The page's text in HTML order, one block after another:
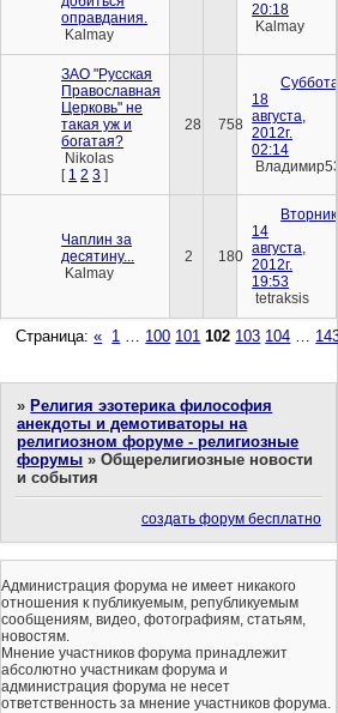
оправдания.
Kalmay
20:18
Kalmay
ЗАО "Русская
Православная
Церковь" не
такая уж и
богатая?
Nikolas
[ 1 2 3 ]
28 758
18
августа,
2012г.
02:14
Чаплин за
десятину...
Kalmay
2 180
14
августа,
2012г.
19:53
tetraksis
Страница:« 1 … 100 101 102 103 104 …
»Религия эзотерика философия
анекдоты и демотиваторы на
религиозном форуме - религиозные
форумы »Общерелигиозные новости
и события
создать форум бесплатно
Администрация форума не имеет никакого
отношения к публикуемым, републикуемым
сообщениям, видео, фотографиям, статьям,
новостям.
Мнение участников форума принадлежит
абсолютно участникам форума и
администрация форума не несет
ответственность за мнение участников форума.